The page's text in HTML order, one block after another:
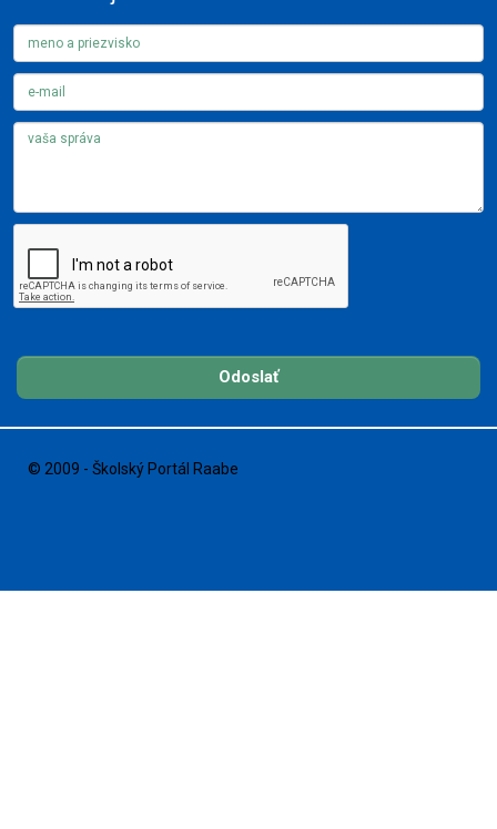
Odoslať
© 2009 - Školský Portál Raabe